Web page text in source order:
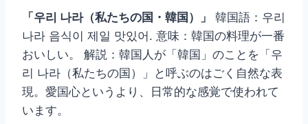
「우리 나라（私たちの国・韓国）」
韓国語：우리
나라 음식이 제일 맛있어. 意味：韓国の料理が一番
おいしい。 解説：韓国人が「韓国」のことを「우
리 나라（私たちの国）」と呼ぶのはごく自然な表
現。愛国心というより、日常的な感覚で使われて
います。